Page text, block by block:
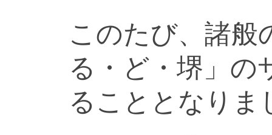
このたび、諸般
る・ど・堺」の
ることとなりま